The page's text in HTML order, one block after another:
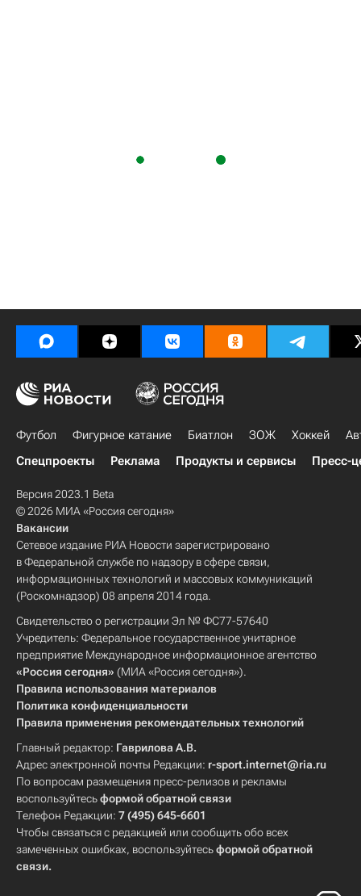
Футбол Фигурное катание Биатлон ЗОЖ Хоккей
Спецпроекты
Реклама Продукты и сервисы Пресс-
Версия 2023.1 Beta
© 2026 МИА «Россия сегодня»
Вакансии
Сетевое издание РИА Новости зарегистрировано
в Федеральной службе по надзору в сфере связи,
информационных технологий и массовых коммуникаций
(Роскомнадзор) 08 апреля 2014 года.
Свидетельство о регистрации Эл № ФС77-57640
Учредитель: Федеральное государственное унитарное
предприятие Международное информационное агентство
«Россия сегодня» (МИА «Россия сегодня»).
Правила использования материалов
Политика конфиденциальности
Правила применения рекомендательных технологий
Главный редактор: Гаврилова А.В.
Адрес электронной почты Редакции: r-sport.internet@ria.ru
По вопросам размещения пресс-релизов и рекламы
воспользуйтесьформой обратной связи
Телефон Редакции: 7 (495) 645-6601
Чтобы связаться с редакцией или сообщить обо всех
замеченных ошибках, воспользуйтесьформой обратной
связи.